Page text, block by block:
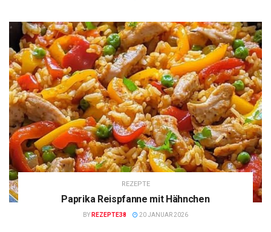
REZEPTE
Paprika Reispfanne mit Hähnchen
BY REZEPTE38 20 JANUAR 2026